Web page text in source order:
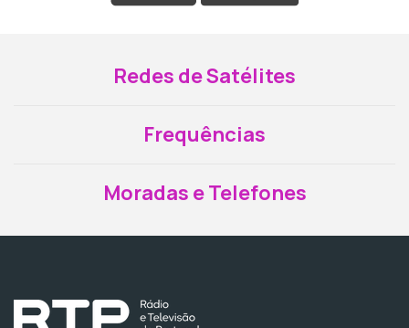
Redes de Satélites
Frequências
Moradas e Telefones